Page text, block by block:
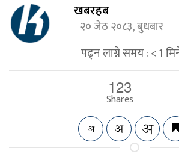
खबरहब
२० जेठ २०८३, बुधबार
पढ्न लाग्ने समय :< 1
123
Shares